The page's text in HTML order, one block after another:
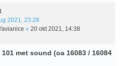
2021, 23:28
» 20 okt 2021, 14:38
met sound (oa 16083 / 16084